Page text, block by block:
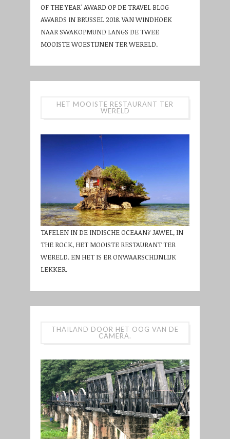
OF THE YEAR' AWARD OP DE TRAVEL BLOG
AWARDS IN BRUSSEL 2018. VAN WINDHOEK
NAAR SWAKOPMUND LANGS DE TWEE
MOOISTE WOESTIJNEN TER WERELD.
HET MOOISTE RESTAURANT TER
WERELD
TAFELEN IN DE INDISCHE OCEAAN? JAWEL, IN
THE ROCK, HET MOOISTE RESTAURANT TER
WERELD. EN HET IS ER ONWAARSCHIJNLIJK
LEKKER.
THAILAND DOOR HET OOG VAN DE
CAMERA.